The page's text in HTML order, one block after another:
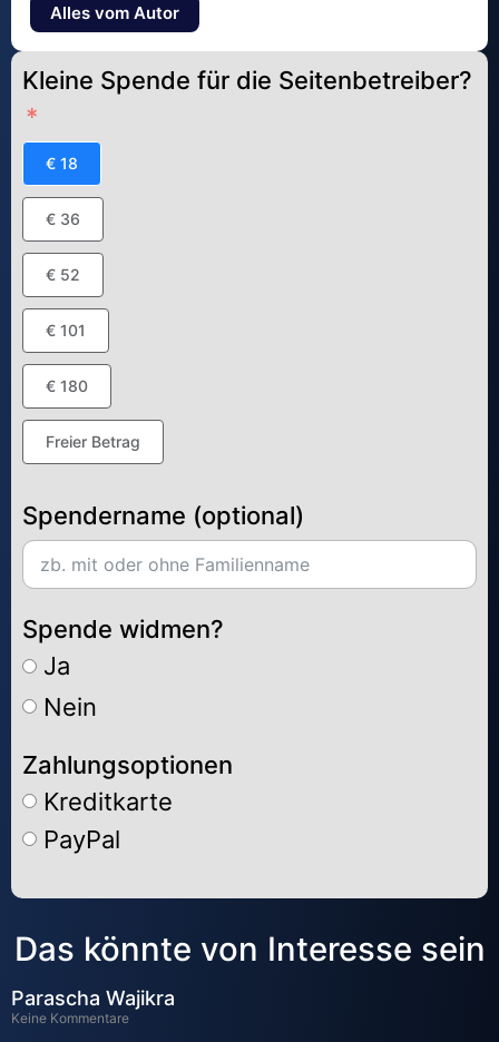
Alles vom Autor
Kleine Spende für die Seitenbetreiber?
€ 18
€ 36
€ 52
€ 101
€ 180
Freier Betrag
Spendername (optional)
Spende widmen?
Ja
Nein
Zahlungsoptionen
Kreditkarte
PayPal
Alternative:
Das könnte von Interesse sein
Parascha Wajikra
Keine Kommentare